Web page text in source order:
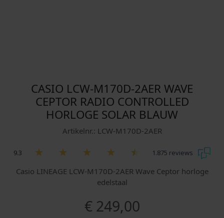
CASIO LCW-M170D-2AER WAVE
CEPTOR RADIO CONTROLLED
HORLOGE SOLAR BLAUW
Artikelnr.: LCW-M170D-2AER
9.3 1.875 reviews
Casio LINEAGE LCW-M170D-2AER Wave Ceptor horloge
edelstaal
€249,00